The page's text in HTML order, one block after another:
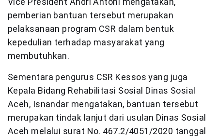
pemberian bantuan tersebut merupakan
pelaksanaan program CSR dalam bentuk
kepedulian terhadap masyarakat yang
membutuhkan.
Sementara pengurus CSR Kessos yang juga
Kepala Bidang Rehabilitasi Sosial Dinas Sosial
Aceh, Isnandar mengatakan, bantuan tersebut
merupakan tindak lanjut dari usulan Dinas Sosial
Aceh melalui surat No. 467.2/4051/2020 tanggal